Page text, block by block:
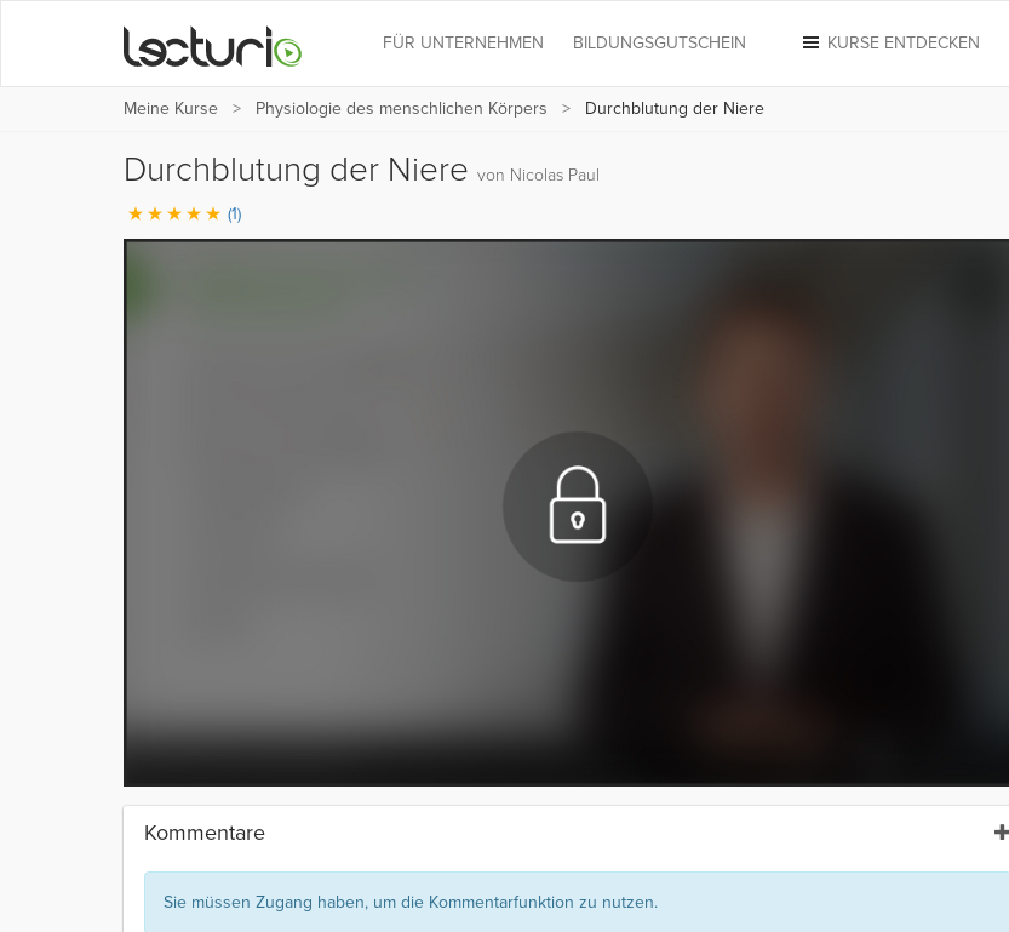
KURSE ENTDECKEN
FÜR UNTERNEHMEN BILDUNGSGUTSCHEIN
Meine Kurse Physiologie des menschlichen Körpers Durchblutung der Niere
Durchblutung der Niere von Nicolas Paul
(1)
Kommentare
Sie müssen Zugang haben, um die Kommentarfunktion zu nutzen.